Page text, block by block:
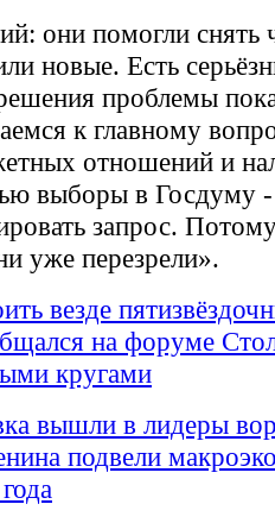
они помогли снять
новые. Есть
проблемы
к главному
отношений и
выборы в Госдуму -
запрос.
уже перезрели».
везде
на форуме
кругами
вышли в лидеры
подвели